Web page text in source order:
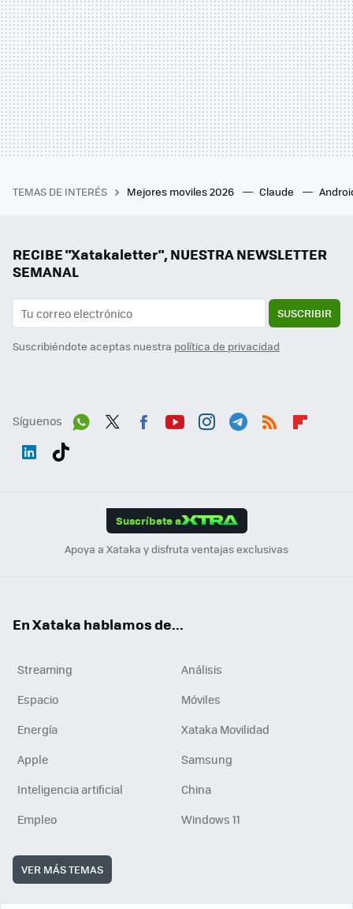
TEMAS DE INTERÉS Mejores moviles 2026 Claude
RECIBE "Xatakaletter", NUESTRA NEWSLETTER
SEMANAL
SUSCRIBIR
Suscribiéndote aceptas nuestra política de privacidad
Síguenos
Suscríbete a
Apoya a Xataka y disfruta ventajas exclusivas
En Xataka hablamos de...
Streaming
Análisis
Espacio
Móviles
Energía
Xataka Movilidad
Apple
Samsung
Inteligencia artificial
China
Empleo
Windows 11
VER MÁS TEMAS